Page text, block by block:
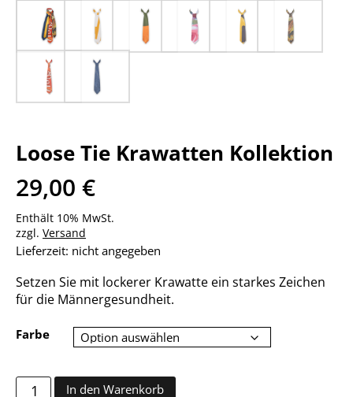
Loose Tie Krawatten Kollektion
29,00 €
Enthält 10% MwSt.
zzgl. Versand
Lieferzeit: nicht angegeben
Setzen Sie mit lockerer Krawatte ein starkes Zeichen
für die Männergesundheit.
Farbe
Loose Tie Krawatten Kollektion Menge
In den Warenkorb